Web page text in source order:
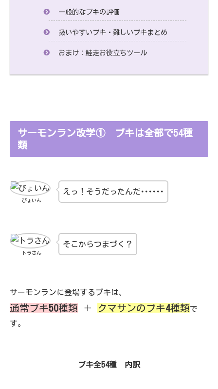
一般的なブキの評価
扱いやすいブキ・難しいブキまとめ
おまけ：鮭走お役立ちツール
サーモンラン改学① ブキは全部で54種
類
ぴょいん
えっ！そうだったんだ･･････
トラさん
そこからつまづく？
サーモンランに登場するブキは、
通常ブキ50種類 ＋ クマサンのブキ4種類で
す。
ブキ全54種 内訳